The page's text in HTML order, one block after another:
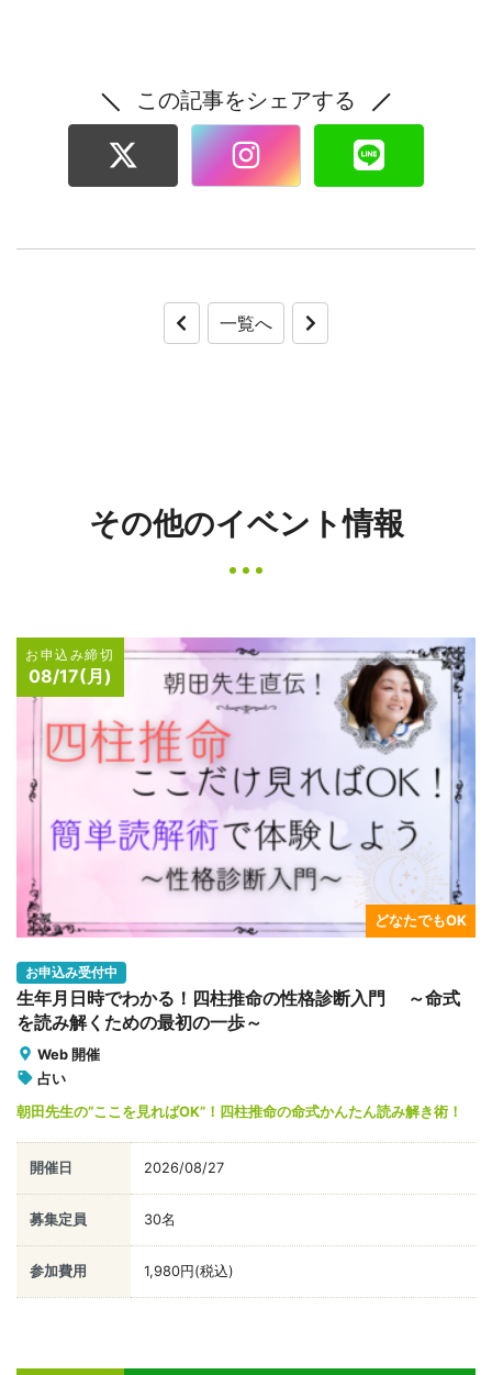
この記事をシェアする
一覧へ
その他のイベント情報
お申込み締切
08/17(月)
どなたでもOK
お申込み受付中
生年月日時でわかる！四柱推命の性格診断入門 ～命式
を読み解くための最初の一歩～
Web 開催
占い
朝田先生の“ここを見ればOK”！四柱推命の命式かんたん読み解き術！
開催日 2026/08/27
募集定員 30名
参加費用 1,980円(税込)